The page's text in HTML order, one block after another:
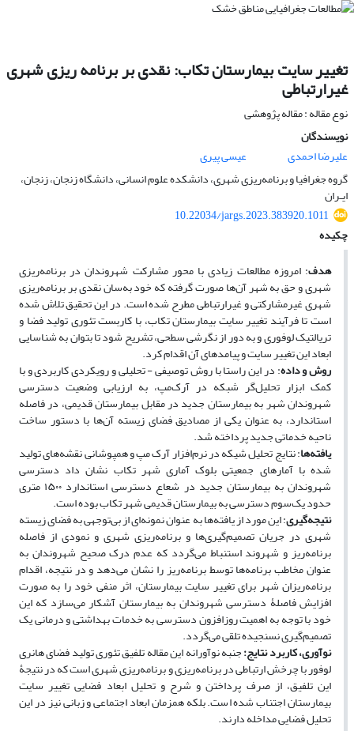
تغییر سایت بیمارستان تکاب: نقدی بر برنامه ریزی شهری
غیرارتباطی
نوع مقاله : مقاله پژوهشی
نویسندگان
علیرضا احمدی
عیسی پیری
گروه جغرافیا و برنامه‌ریزی شهری، دانشکده علوم انسانی، دانشگاه زنجان، زنجان،
ایـران
10.22034/jargs.2023.383920.1011
چکیده
هدف: امروزه مطالعات زیادی با محور مشارکت شهروندان در برنامه‌ریزی
شهری و حق به شهر آن‌ها صورت گرفته که خود به‌سان نقدی بر برنامه‌ریزی
شهری غیرمشارکتی و غیرارتباطی مطرح شده است. در این تحقیق تلاش شده
است تا فرآیند تغییر سایت بیمارستان تکاب، با کاربست تئوری تولید فضا و
تریالتیک لوفوری و به ‌دور از نگرشی سطحی، تشریح شود تا بتوان به شناسایی
ابعاد این تغییر سایت و پیامدهای آن اقدام کرد.
روش و داده: در این راستا با روش توصیفی - تحلیلی و رویکردی کاربردی و با
کمک ابزار تحلیل‌گر شبکه در آرک‌مپ، به ارزیابی وضعیت دسترسی
شهروندان شهر به بیمارستان جدید در مقابل بیمارستان قدیمی، در فاصله
استاندارد، به عنوان یکی از مصادیق فضای زیسته آن‌ها با دستور ساخت
ناحیه خدماتی جدید پرداخته شد.
یافته‌ها: نتایج تحلیل شیکه در نرم‌افزار آرک مپ و همپوشانی نقشه‌های تولید
شده با آمارهای جمعیتی بلوک آماری شهر تکاب نشان داد دسترسی
شهروندان به بیمارستان جدید در شعاع دسترسی استاندارد ۱۵۰۰ متری
حدود یک‌سوم دسترسی به بیمارستان قدیمی شهر تکاب بوده است.
نتیجه‌گیری: این مورد از یافته‌ها به عنوان نمونه‌ای از بی‌توجهی به فضای زیسته
شهری در جریان تصمیم‌گیری‌ها و برنامه‌ریزی شهری و نمودی از فاصله
برنامه‌ریز و شهروند استنباط می‌گردد که عدم درک صحیح شهروندان به
عنوان مخاطب برنامه‌ها توسط برنامه‌ریز را نشان می‌دهد و در نتیجه، اقدام
برنامه‌ریزان شهر برای تغییر سایت بیمارستان، اثر منفی خود را به صورت
افزایش فاصلۀ دسترسی شهروندان به بیمارستان آَشکار می‌سازد که این
خود با توجه به اهمیت روزافزون دسترسی به خدمات بهداشتی و درمانی یک
تصمیم‌گیری نسنجیده تلقی می‌گردد.
نوآوری، کاربرد نتایج:جنبه نوآورانه این مقاله تلفیق تئوری تولید فضای هانری
لوفور با چرخش ارتباطی در برنامه‌ریزی و برنامه‌ریزی شهری است که در نتیجۀ
این تلفیق، از صرف پرداختن و شرح و تحلیل ابعاد فضایی تغییر سایت
بیمارستان اجتناب شده است. بلکه همزمان ابعاد اجتماعی و زبانی نیز در این
تحلیل فضایی مداخله دارند.